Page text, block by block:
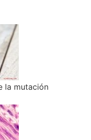
la mutación